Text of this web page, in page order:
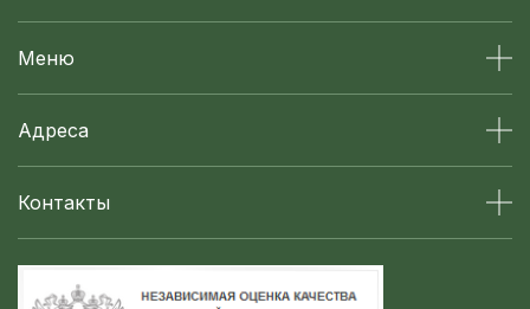
Меню
Адреса
Контакты